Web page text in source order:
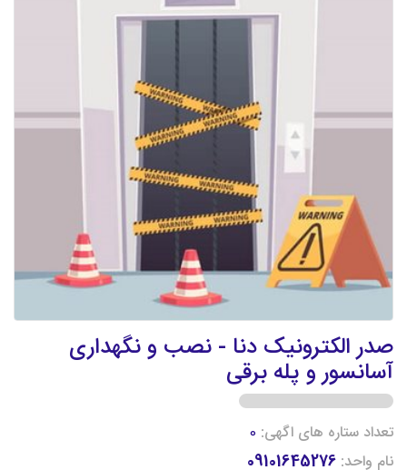
صدر الکترونیک دنا - نصب و نگهداری
آسانسور و پله برقی
تعداد ستاره های اگهی: 0
نام واحد: 09101645276